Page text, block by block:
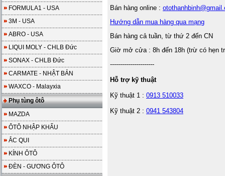
FORMULA1 - USA
3M - USA
ABRO - USA
LIQUI MOLY - CHLB Đức
SONAX - CHLB Đức
CARMATE - NHẬT BẢN
WAXCO - Malayxia
Phụ tùng ôtô
MAZDA
ÔTÔ NHẬP KHẨU
ẮC QUI
KÍNH ÔTÔ
ĐÈN - GƯƠNG ÔTÔ
Bán hàng online :
Hướng dẫn mua hàng qua mạng
Bán hàng cả tuần, từ thứ 2 đến CN
Giờ mở cửa : 8h đến 18h (trừ có hẹn
----------------------
Hỗ trợ kỹ thuật
Kỹ thuật 1 : 0913 510033
Kỹ thuật 2 : 0941 543804